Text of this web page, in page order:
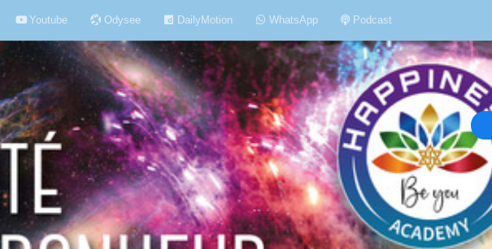
Youtube Odysee DailyMotion WhatsApp Podcast